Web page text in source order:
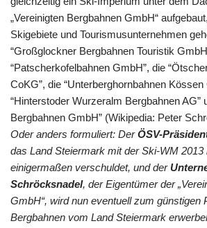
„Vereinigten Bergbahnen GmbH“
Skigebiete und Tourismusunternehmen
“Großglockner Bergbahnen Touristik
“Patscherkofelbahnen GmbH”, die
CoKG”, die “Unterberghornbahnen
“Hinterstoder Wurzeralm Bergbahnen AG”
Bergbahnen GmbH” (Wikipedia: Peter
Oder anders formuliert: DerÖSV-
das Land Steiermark mit der Ski-WM 2013
einigermaßen verschuldet, und der
Schröcksnadel, der Eigentümer der
GmbH“, wird nun eventuell zum günstigen
Bergbahnen vom Land Steiermark